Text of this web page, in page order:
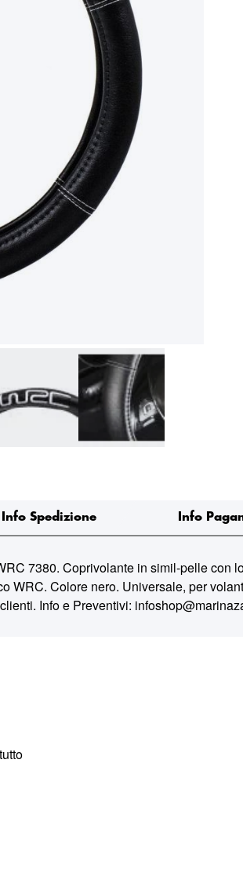
7380. Coprivolante in simil-pelle
Colore nero. Universale, per
Info e Preventivi:
Info Spedizione Info